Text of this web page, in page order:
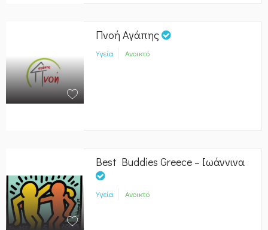
Πνοή Αγάπης
Υγεία Ανοικτό
Best Buddies Greece – Ιωάννινα
Υγεία Ανοικτό